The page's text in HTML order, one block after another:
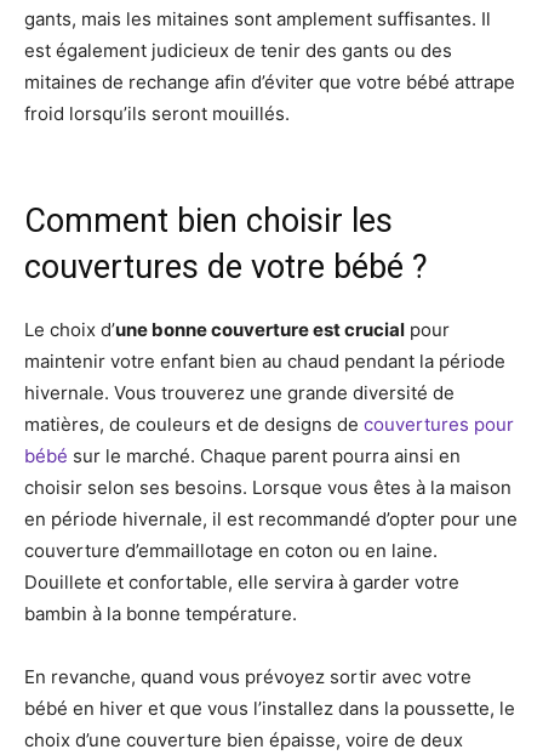
gants, mais les mitaines sont amplement suffisantes. Il
est également judicieux de tenir des gants ou des
mitaines de rechange afin d’éviter que votre bébé attrape
froid lorsqu’ils seront mouillés.
Comment bien choisir les
couvertures de votre bébé ?
Le choix d’une bonne couverture est crucial pour
maintenir votre enfant bien au chaud pendant la période
hivernale. Vous trouverez une grande diversité de
matières, de couleurs et de designs de couvertures pour
bébé sur le marché. Chaque parent pourra ainsi en
choisir selon ses besoins. Lorsque vous êtes à la maison
en période hivernale, il est recommandé d’opter pour une
couverture d’emmaillotage en coton ou en laine.
Douillete et confortable, elle servira à garder votre
bambin à la bonne température.
En revanche, quand vous prévoyez sortir avec votre
bébé en hiver et que vous l’installez dans la poussette, le
choix d’une couverture bien épaisse, voire de deux